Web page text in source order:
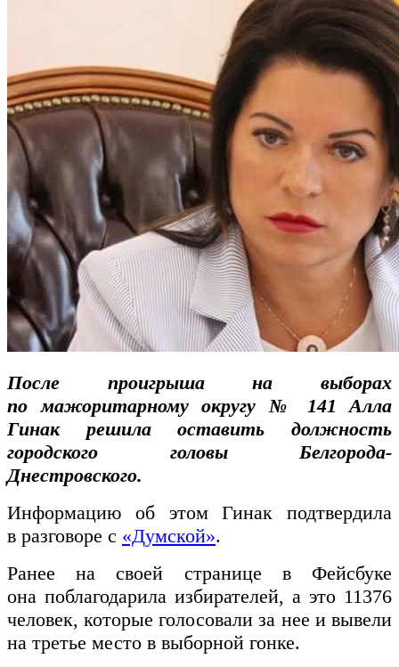
После проигрыша на выборах
по мажоритарному округу № 141 Алла
Гинак решила оставить должность
городского головы Белгорода-
Днестровского.
Информацию об этом Гинак подтвердила
в разговоре с «Думской».
Ранее на своей странице в Фейсбуке
она поблагодарила избирателей, а это 11376
человек, которые голосовали за нее и вывели
на третье место в выборной гонке.